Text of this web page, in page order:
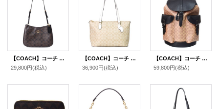
【COACH】コーチ コーティングキャンバス レザー シグネチャー ペネロペ ロゴ ショルダー ハンドバッグ ブラウン×ブラック(日本未発売）
29,800円(税込)
【COACH】コーチ コーティングキャンバス レザー シグネチャー ギャラリー ジップ トートバッグ ライトカーキ×チャーク〔日本未発売〕
36,900円(税込)
【COACH】コーチ メンズ バックパック コーティングキャンバス レザー シグネチャー ワーナー ラージ リュックサック バッグ タン×ブラック〔日本未発売〕
59,800円(税込)